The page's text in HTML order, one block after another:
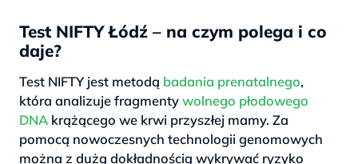
Test NIFTY Łódź – na czym polega i co
daje?
Test NIFTY jest metodą badania prenatalnego,
która analizuje fragmentywolnego płodowego
DNA krążącego we krwi przyszłej mamy. Za
pomocą nowoczesnych technologii genomowych
można z dużą dokładnością wykrywać ryzyko